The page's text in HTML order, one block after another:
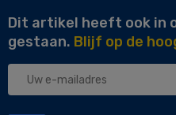
Dit artikel heeft ook in
gestaan. Blijf op de
Uw